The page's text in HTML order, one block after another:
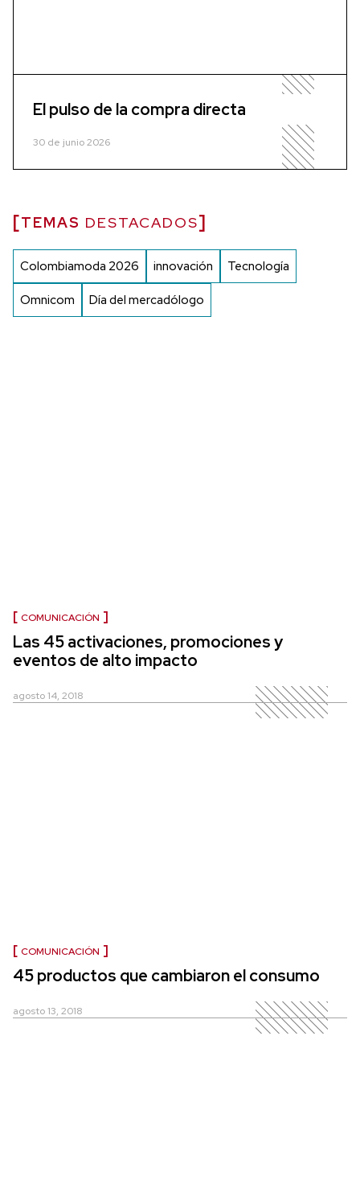
El pulso de la compra directa
30 de junio 2026
TEMAS DESTACADOS
Colombiamoda 2026 innovación Tecnología
Omnicom Día del mercadólogo
COMUNICACIÓN
Las 45 activaciones, promociones y
eventos de alto impacto
agosto 14, 2018
COMUNICACIÓN
45 productos que cambiaron el consumo
agosto 13, 2018